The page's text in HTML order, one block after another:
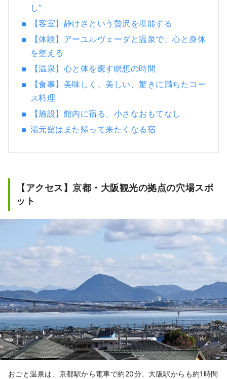
し”
【客室】静けさという贅沢を堪能する
【体験】アーユルヴェーダと温泉で、心と身体
を整える
【温泉】心と体を癒す瞑想の時間
【食事】美味しく、美しい、驚きに満ちたコー
ス料理
【施設】館内に宿る、小さなおもてなし
湯元舘はまた帰って来たくなる宿
【アクセス】京都・大阪観光の拠点の穴場スポ
ット
おごと温泉は、京都駅から電車で約20分、大阪駅からも約1時間